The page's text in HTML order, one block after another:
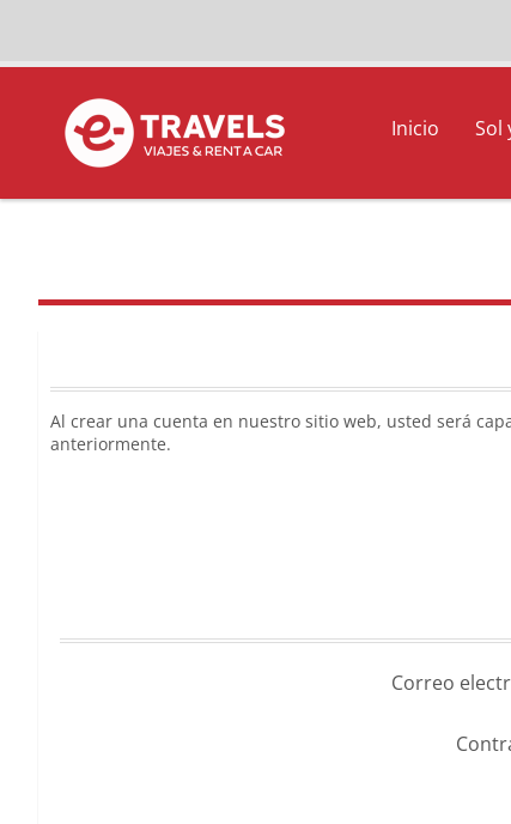
Inicio Sol
Al crear una cuenta en nuestro sitio web, usted será
anteriormente.
Correo